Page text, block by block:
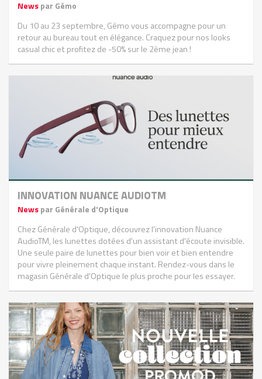
Newspar Gémo
Du 10 au 23 septembre, Gémo vous accompagne pour un
retour au bureau tout en élégance. Craquez pour nos looks
casual chic et profitez de -50% sur le 2ème jean !
INNOVATION NUANCE AUDIOTM
Newspar Générale d'Optique
Chez Générale d'Optique, découvrez l'innovation Nuance
AudioTM, les lunettes dotées d'un assistant d'écoute invisible.
Une seule paire de lunettes pour bien voir et bien entendre
pour vivre pleinement chaque instant. Rendez-vous dans le
magasin Générale d'Optique le plus proche pour les essayer.